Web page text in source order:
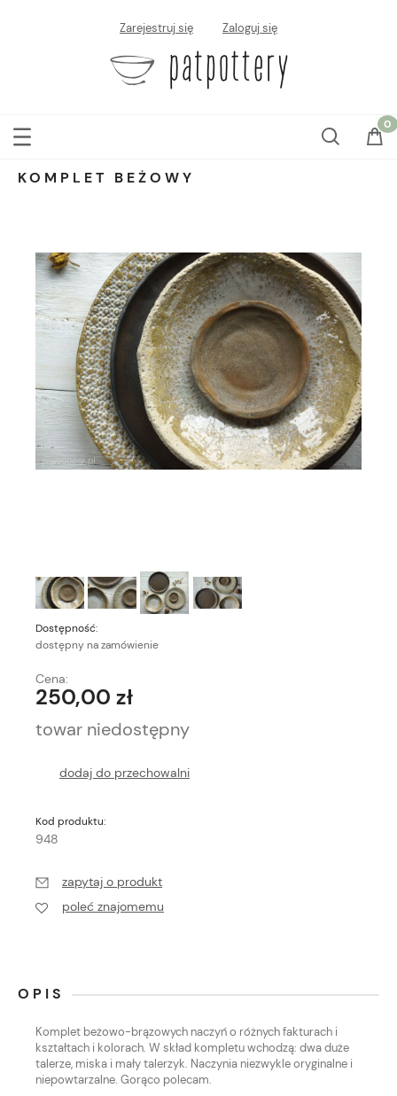
Zarejestruj się Zaloguj się
KOMPLET BEŻOWY
Dostępność:
dostępny na zamówienie
Cena:
250,00 zł
towar niedostępny
dodaj do przechowalni
Kod produktu:
948
zapytaj o produkt
poleć znajomemu
OPIS
Komplet beżowo-brązowych naczyń o różnych fakturach i
kształtach i kolorach. W skład kompletu wchodzą: dwa duże
talerze, miska i mały talerzyk. Naczynia niezwykle oryginalne i
niepowtarzalne. Gorąco polecam.